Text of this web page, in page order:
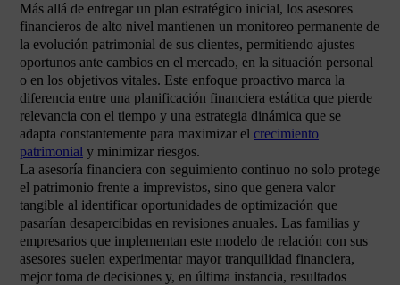
Más allá de entregar un plan estratégico inicial, los asesores
financieros de alto nivel mantienen un monitoreo permanente de
la evolución patrimonial de sus clientes, permitiendo ajustes
oportunos ante cambios en el mercado, en la situación personal
o en los objetivos vitales. Este enfoque proactivo marca la
diferencia entre una planificación financiera estática que pierde
relevancia con el tiempo y una estrategia dinámica que se
adapta constantemente para maximizar el crecimiento
patrimonial y minimizar riesgos.
La asesoría financiera con seguimiento continuo no solo protege
el patrimonio frente a imprevistos, sino que genera valor
tangible al identificar oportunidades de optimización que
pasarían desapercibidas en revisiones anuales. Las familias y
empresarios que implementan este modelo de relación con sus
asesores suelen experimentar mayor tranquilidad financiera,
mejor toma de decisiones y, en última instancia, resultados